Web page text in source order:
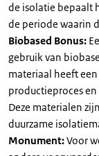
de isolatie bepaalt
de periode waarin
Biobased Bonus:
gebruik van
materiaal heeft
productieproces en
Deze materialen
duurzame
Monument:Voor